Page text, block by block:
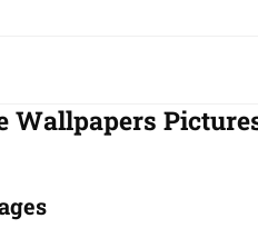
Wallpapers